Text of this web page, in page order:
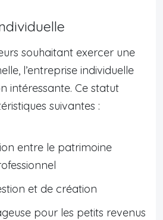
souhaitant exercer une
l’entreprise individuelle
intéressante. Ce statut
suivantes :
entre le patrimoine
et de création
pour les petits revenus